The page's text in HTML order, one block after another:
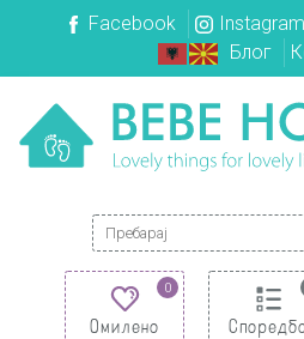
Facebook Instagram
Блог
Search for:
0
Омилено